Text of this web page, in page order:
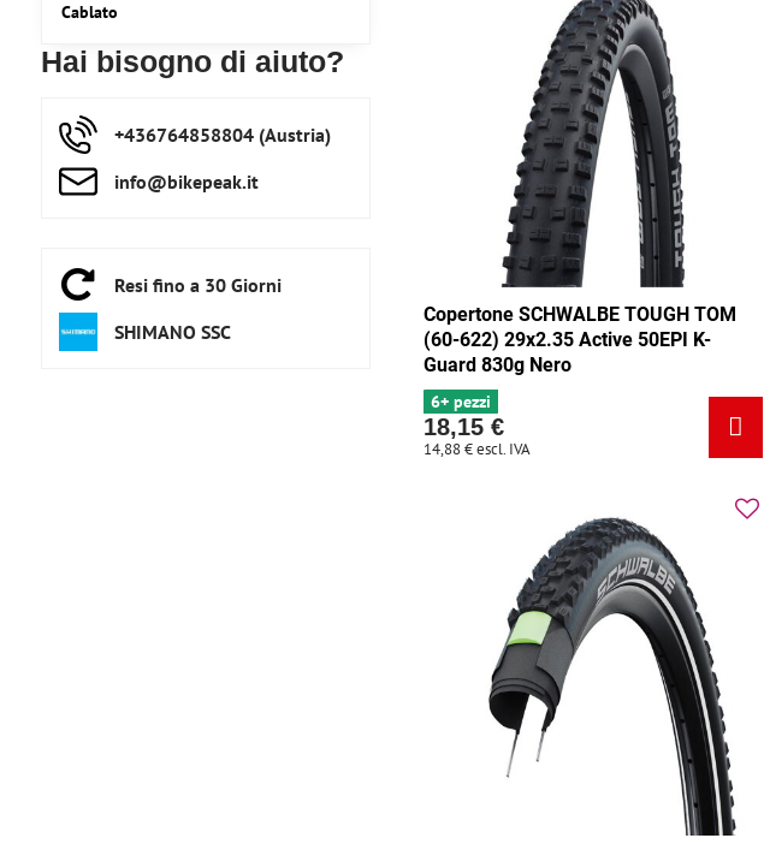
Copertone SCHWALBE TOUGH TOM
(60-622) 29x2.35 Active 50EPI K-
Guard 830g Nero
6+ pezzi
18,15 €
14,88 €escl. IVA
Hai bisogno di aiuto?
+436764858804 (Austria)
info​@bikepeak​.it
Resi fino a 30 Giorni
SHIMANO SSC
Cablato